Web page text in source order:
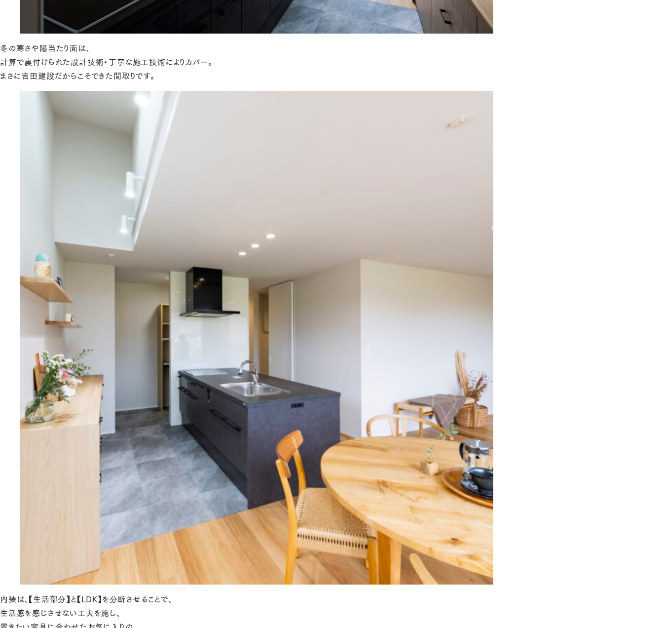
冬の寒さや陽当たり面は、
計算で裏付けられた設計技術・丁寧な施工技術によりカバー。
まさに吉田建設だからこそできた間取りです。
内装は、【生活部分】と【LDK】を分断させることで、
生活感を感じさせない工夫を施し、